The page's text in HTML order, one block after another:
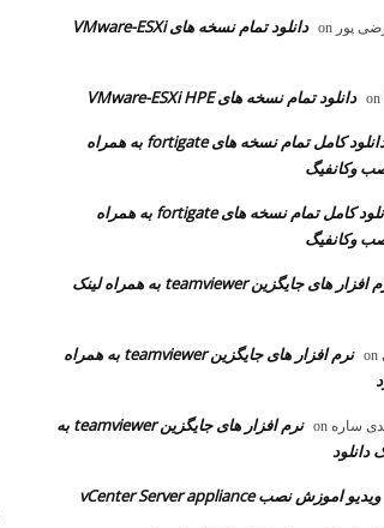
پور
دانلود تمام نسخه های VMware-ESXi
دانلود تمام نسخه های VMware-ESXi HPE
دانلود کامل تمام نسخه های fortigate به همراه
وکانفیگ
دانلود کامل تمام نسخه های fortigate به همراه
وکانفیگ
نرم افزار های جایگزین teamviewer به همراه لینک
نرم افزار های جایگزین teamviewer به همراه
ساره
نرم افزار های جایگزین teamviewer به
دانلود
ویدیو اموزش نصب vCenter Server appliance